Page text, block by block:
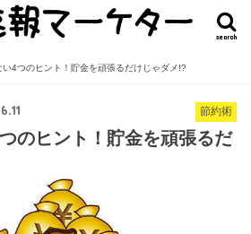
search
い4つのヒント！貯金を頑張るだけじゃダメ!?
節約術
のヒント！貯金を頑張るだ